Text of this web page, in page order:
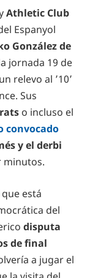
Athletic Club
Espanyol
González de
jornada 19 de
relevo al ’10’
Sus
o incluso el
convocado
y el derbi
minutos.
que está
del
disputa
de final
a jugar el